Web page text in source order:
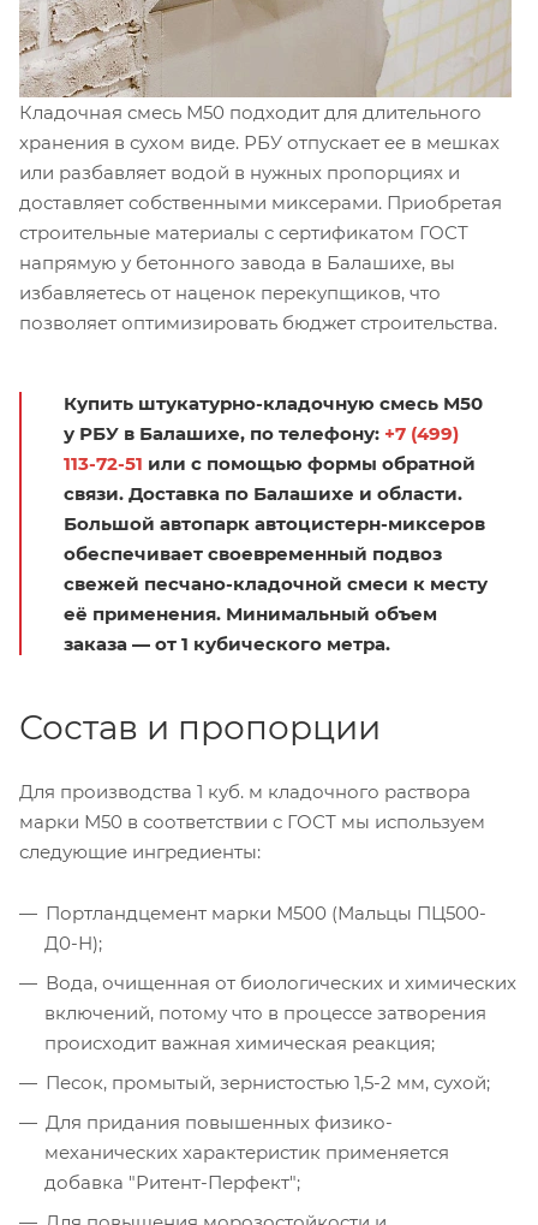
Кладочная смесь М50 подходит для длительного
хранения в сухом виде. РБУ отпускает ее в мешках
или разбавляет водой в нужных пропорциях и
доставляет собственными миксерами. Приобретая
строительные материалы с сертификатом ГОСТ
напрямую у бетонного завода в Балашихе, вы
избавляетесь от наценок перекупщиков, что
позволяет оптимизировать бюджет строительства.
Купить штукатурно-кладочную смесь М50
у РБУ в Балашихе, по телефону: +7 (499)
113-72-51 или с помощью формы обратной
связи. Доставка по Балашихе и области.
Большой автопарк автоцистерн-миксеров
обеспечивает своевременный подвоз
свежей песчано-кладочной смеси к месту
её применения. Минимальный объем
заказа — от 1 кубического метра.
Состав и пропорции
Для производства 1 куб. м кладочного раствора
марки М50 в соответствии с ГОСТ мы используем
следующие ингредиенты:
Портландцемент марки М500 (Мальцы ПЦ500-
Д0-Н);
Вода, очищенная от биологических и химических
включений, потому что в процессе затворения
происходит важная химическая реакция;
Песок, промытый, зернистостью 1,5-2 мм, сухой;
Для придания повышенных физико-
механических характеристик применяется
добавка "Ритент-Перфект";